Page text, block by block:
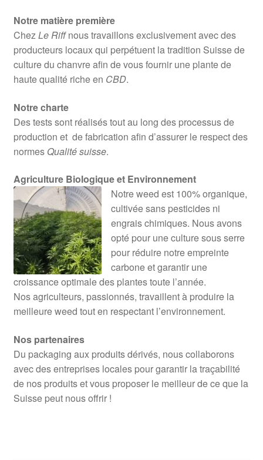
Notre matière première
ChezLe Riffnous travaillons exclusivement avec des
producteurs locaux qui perpétuent la tradition Suisse de
culture du chanvre afin de vous fournir une plante de
haute qualité riche en CBD.
Notre charte
Des tests sont réalisés tout au long des processus de
production et de fabrication afin d’assurer le respect des
normes Qualité suisse.
Agriculture Biologique et Environnement
Notre weed est 100% organique,
cultivée sans pesticides ni
engrais chimiques. Nous avons
opté pour une culture sous serre
pour réduire notre empreinte
carbone et garantir une
croissance optimale des plantes toute l’année.
Nos agriculteurs, passionnés, travaillent à produire la
meilleure weed tout en respectant l’environnement.
Nos partenaires
Du packaging aux produits dérivés, nous collaborons
avec des entreprises locales pour garantir la traçabilité
de nos produits et vous proposer le meilleur de ce que la
Suisse peut nous offrir !